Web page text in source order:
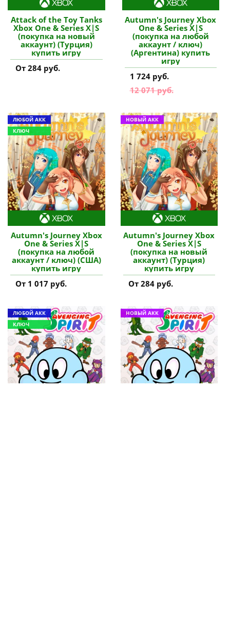
Attack of the Toy Tanks
Xbox One & Series X|S
(покупка на новый
аккаунт) (Турция)
купить игру
От 284 руб.
Autumn's Journey Xbox
One & Series X|S
(покупка на любой
аккаунт / ключ)
(Аргентина) купить
игру
1 724 руб.
12 071 руб.
ЛЮБОЙ АКК
КЛЮЧ
Autumn's Journey Xbox
One & Series X|S
(покупка на любой
аккаунт / ключ) (США)
купить игру
От 1 017 руб.
НОВЫЙ АКК
Autumn's Journey Xbox
One & Series X|S
(покупка на новый
аккаунт) (Турция)
купить игру
От 284 руб.
ЛЮБОЙ АКК
КЛЮЧ
НОВЫЙ АКК